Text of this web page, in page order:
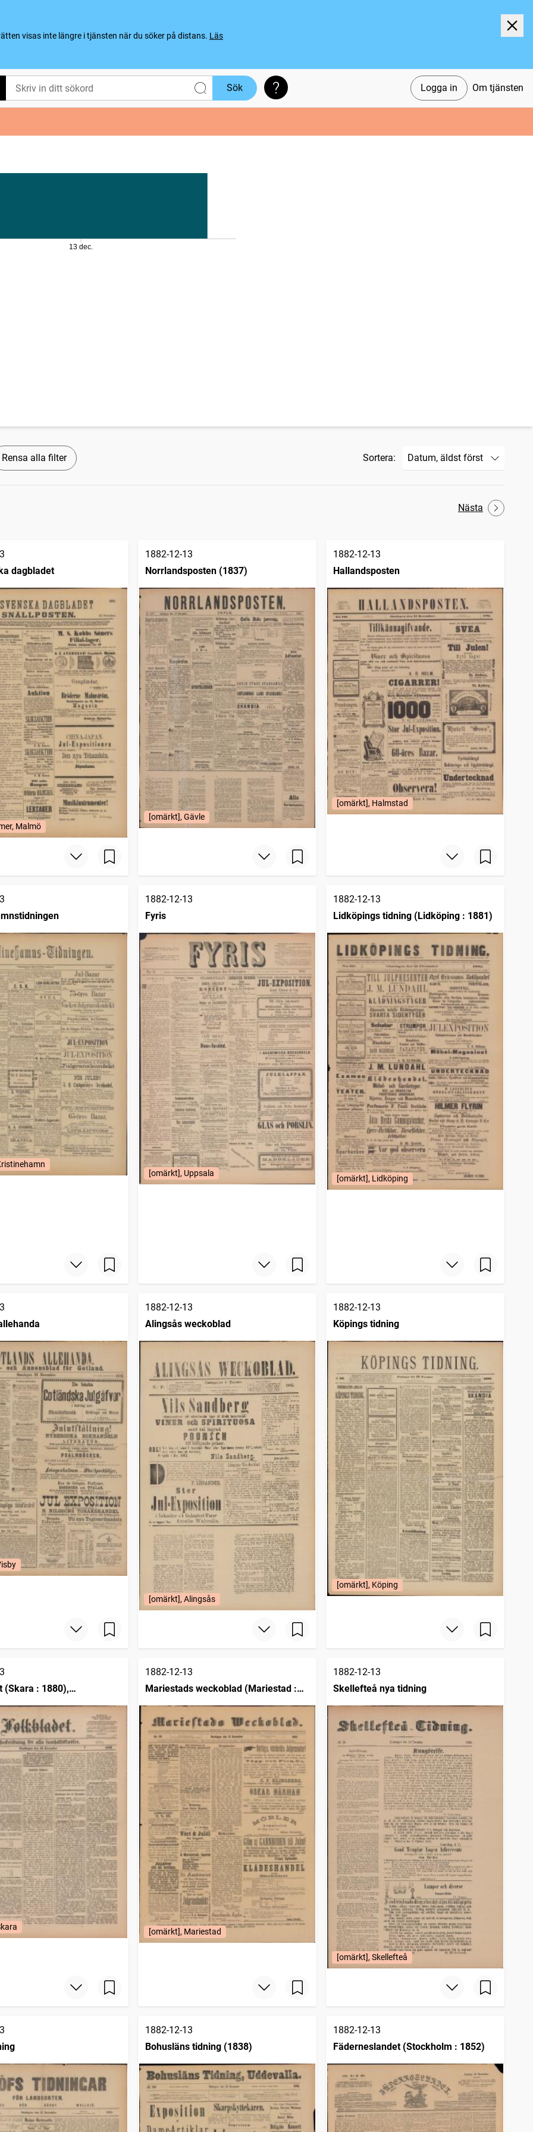
visas inte längre i tjänsten när du söker på distans. Läs
Logga in Om tjänsten
Sök Söktips
13 dec.
Rensa alla filter Sortera:
Nästa
dagbladet
Malmö
1882-12-13
Norrlandsposten (1837)
[omärkt], Gävle
1882-12-13
Hallandsposten
[omärkt], Halmstad
1882-12-13
Fyris
[omärkt], Uppsala
1882-12-13
Lidköpings tidning (Lidköping : 1881)
[omärkt], Lidköping
1882-12-13
Alingsås weckoblad
[omärkt], Alingsås
1882-12-13
Köpings tidning
[omärkt], Köping
(Skara : 1880),
för alla samhällsklasser
1882-12-13
Mariestads weckoblad (Mariestad :
1834)
[omärkt], Mariestad
1882-12-13
Skellefteå nya tidning
[omärkt], Skellefteå
1882-12-13
Bohusläns tidning (1838)
1882-12-13
Fäderneslandet (Stockholm : 1852)